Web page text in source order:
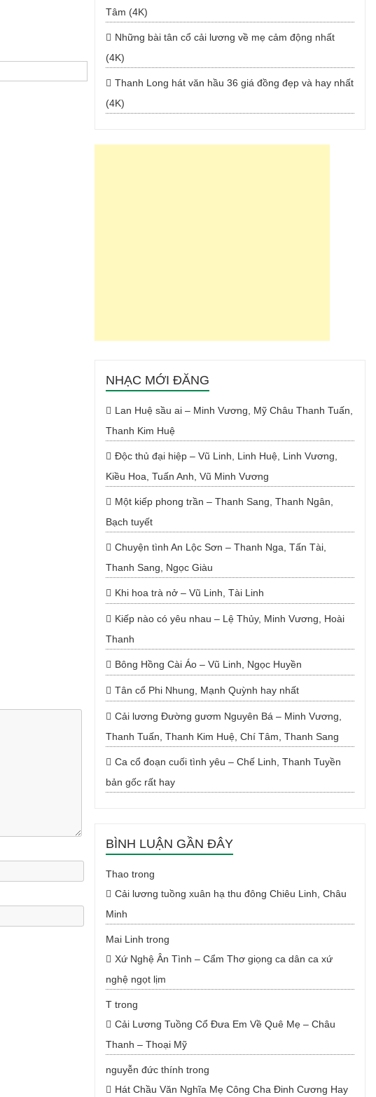
Tâm (4K)
Những bài tân cổ cải lương về mẹ cảm động nhất
(4K)
Thanh Long hát văn hầu 36 giá đồng đẹp và hay nhất
(4K)
NHẠC MỚI ĐĂNG
Lan Huệ sầu ai – Minh Vương, Mỹ Châu Thanh Tuấn,
Thanh Kim Huệ
Độc thủ đại hiệp – Vũ Linh, Linh Huệ, Linh Vương,
Kiều Hoa, Tuấn Anh, Vũ Minh Vương
Một kiếp phong trần – Thanh Sang, Thanh Ngân,
Bạch tuyết
Chuyện tình An Lộc Sơn – Thanh Nga, Tấn Tài,
Thanh Sang, Ngọc Giàu
Khi hoa trà nở – Vũ Linh, Tài Linh
Kiếp nào có yêu nhau – Lệ Thủy, Minh Vương, Hoài
Thanh
Bông Hồng Cài Áo – Vũ Linh, Ngọc Huyền
Tân cổ Phi Nhung, Mạnh Quỳnh hay nhất
Cải lương Đường gươm Nguyên Bá – Minh Vương,
Thanh Tuấn, Thanh Kim Huệ, Chí Tâm, Thanh Sang
Ca cổ đoạn cuối tình yêu – Chế Linh, Thanh Tuyền
bản gốc rất hay
BÌNH LUẬN GẦN ĐÂY
Thaotrong
Cải lương tuồng xuân hạ thu đông Chiêu Linh, Châu
Minh
Mai Linh trong
Xứ Nghệ Ân Tình – Cẩm Thơ giọng ca dân ca xứ
nghệ ngọt lịm
Ttrong
Cải Lương Tuồng Cổ Đưa Em Về Quê Mẹ – Châu
Thanh – Thoại Mỹ
nguyễn đức thính trong
Hát Chầu Văn Nghĩa Mẹ Công Cha Đinh Cương Hay